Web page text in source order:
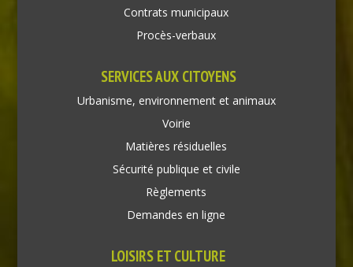
Contrats municipaux
Procès-verbaux
SERVICES AUX CITOYENS
Urbanisme, environnement et animaux
Voirie
Matières résiduelles
Sécurité publique et civile
Règlements
Demandes en ligne
LOISIRS ET CULTURE